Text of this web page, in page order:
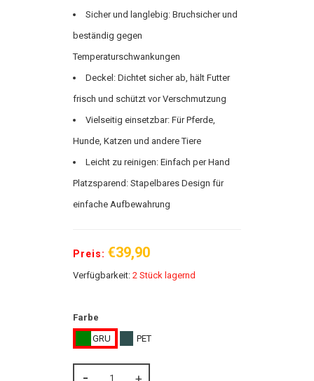
Sicher und langlebig: Bruchsicher und
beständig gegen
Temperaturschwankungen
Deckel: Dichtet sicher ab, hält Futter
frisch und schützt vor Verschmutzung
Vielseitig einsetzbar: Für Pferde,
Hunde, Katzen und andere Tiere
Leicht zu reinigen: Einfach per Hand
Platzsparend: Stapelbares Design für
einfache Aufbewahrung
Preis: €39,90
Verfügbarkeit: 2 Stück lagernd
Farbe
GRU
PET